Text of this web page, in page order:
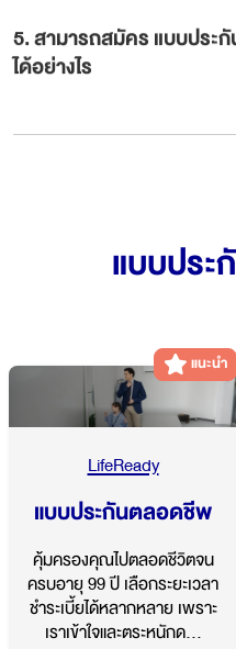
5.สามารถสมัคร แบบประ
ได้อย่างไร
แบบประ
แนะนำ
LifeReady
แบบประกันตลอดชีพ
คุ้มครองคุณไปตลอดชีวิตจน
ครบอายุ 99 ปี เลือกระยะเวลา
ชำระเบี้ยได้หลากหลาย เพราะ
เราเข้าใจและตระหนักด...